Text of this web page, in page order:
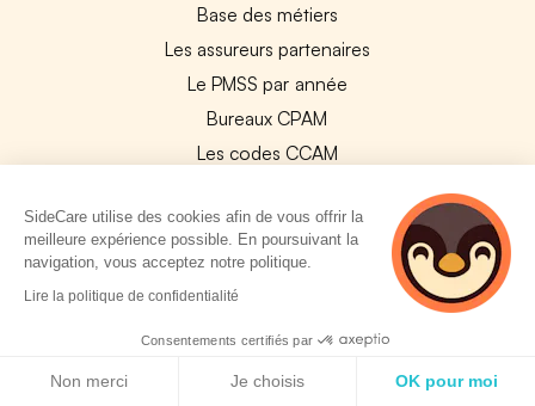
Base des métiers
Les assureurs partenaires
Le PMSS par année
Bureaux CPAM
Les codes CCAM
Tops assurances par secteur
Réseaux de soins
Boîte à outils santé
PARTENAIRES
SideCare utilise des cookies afin de vous offrir la
meilleure expérience possible. En poursuivant la
navigation, vous acceptez notre politique.
Lire la politique de confidentialité
Consentements certifiés par
Non merci Je choisis OK pour moi